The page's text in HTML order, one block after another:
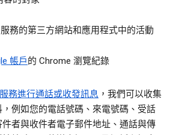
務的第三方網站和應用程式中的活動
帳戶的 Chrome 瀏覽紀錄
服務進行通話或收發訊息 ，我們可以收集
例如您的電話號碼、來電號碼、受話
者與收件者電子郵件地址、通話與傳